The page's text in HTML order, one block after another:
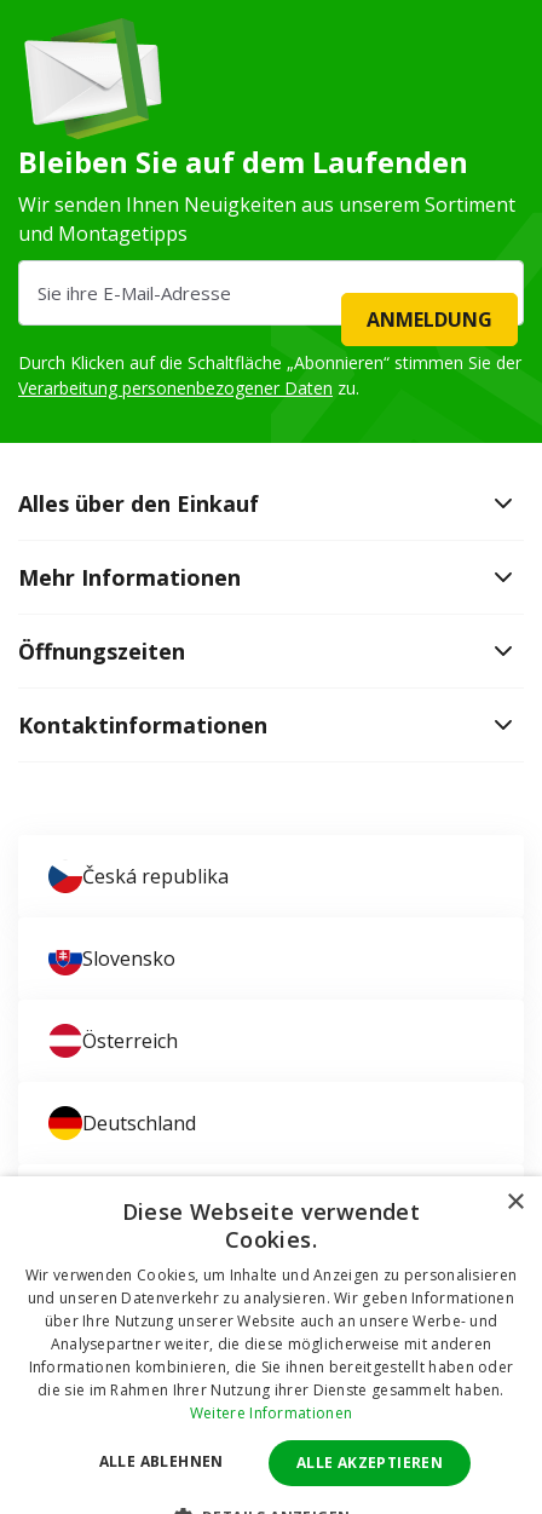
Bleiben Sie auf dem Laufenden
Wir senden Ihnen Neuigkeiten aus unserem Sortiment
und Montagetipps
ANMELDUNG
Durch Klicken auf die Schaltfläche „Abonnieren“ stimmen Sie der
Verarbeitung personenbezogener Daten zu.
Alles über den Einkauf
Mehr Informationen
Öffnungszeiten
Kontaktinformationen
Česká republika
Slovensko
Österreich
Deutschland
Magyarország
© 2011 - 2026 TT HOLDING, a.s. Seit 12 Jahren helfen wir
vorbehalten!
Online Shop realisiert von
×
Diese Webseite verwendet
Cookies.
Wir verwenden Cookies, um Inhalte und Anzeigen zu personalisieren
und unseren Datenverkehr zu analysieren. Wir geben Informationen
über Ihre Nutzung unserer Website auch an unsere Werbe- und
Analysepartner weiter, die diese möglicherweise mit anderen
Informationen kombinieren, die Sie ihnen bereitgestellt haben oder
die sie im Rahmen Ihrer Nutzung ihrer Dienste gesammelt haben.
Weitere Informationen
ALLE AKZEPTIEREN
ALLE ABLEHNEN